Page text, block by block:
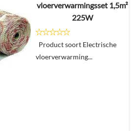
€198,38
vloerverwarmingsset 1,5m²
225W
Product soort Electrische
vloerverwarming...